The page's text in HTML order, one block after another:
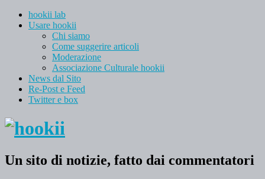
hookii lab
Usare hookii
Chi siamo
Come suggerire articoli
Moderazione
Associazione Culturale hookii
News dal Sito
Re-Post e Feed
Twitter e box
Un sito di notizie, fatto dai commentatori